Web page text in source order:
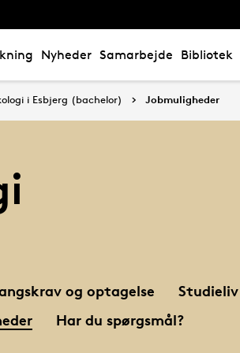
Nyheder Samarbejde Bibliotek
i Esbjerg (bachelor) Jobmuligheder
og optagelse
Studieliv
Har du spørgsmål?